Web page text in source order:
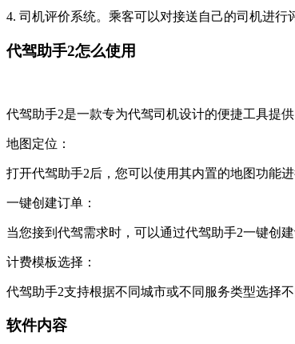
4. 司机评价系统。乘客可以对接送自己的司机进行
代驾助手2怎么使用
代驾助手2是一款专为代驾司机设计的便捷工具提
地图定位：
打开代驾助手2后，您可以使用其内置的地图功能
一键创建订单：
当您接到代驾需求时，可以通过代驾助手2一键创
计费模板选择：
代驾助手2支持根据不同城市或不同服务类型选择
软件内容